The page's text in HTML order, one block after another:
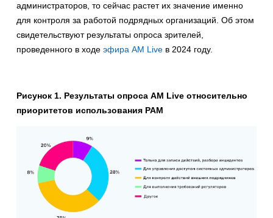
администраторов, то сейчас растет их значение именно
для контроля за работой подрядных организаций. Об этом
свидетельствуют результаты опроса зрителей,
проведенного в ходе эфира AM Live в 2024 году.
Рисунок 1. Результаты опроса AM Live относительно
приоритетов использования PAM